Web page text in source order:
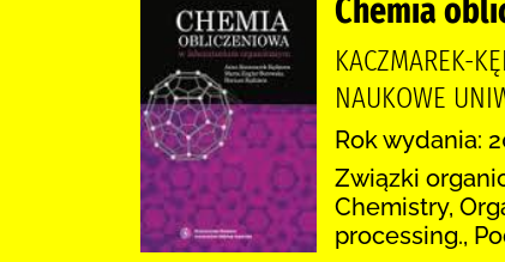
Chemia
KACZMAREK-
NAUKOWE
Rok wydania:
Związki
Chemistry,
processing.,